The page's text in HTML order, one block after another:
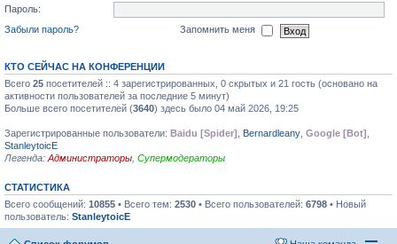
Пароль:
Забыли пароль?
Запомнить меня
КТО СЕЙЧАС НА КОНФЕРЕНЦИИ
Всего 25 посетителей :: 4 зарегистрированных, 0 скрытых и 21 гость (основано на
активности пользователей за последние 5 минут)
Больше всего посетителей (3640) здесь было 04 май 2026, 19:25
Зарегистрированные пользователи: Baidu [Spider] Bernardleany Google [Bot]
StanleytoicE
Легенда: Администраторы Супермодераторы
СТАТИСТИКА
Всего сообщений: 10855 • Всего тем: 2530 • Всего пользователей: 6798 • Новый
пользователь: StanleytoicE